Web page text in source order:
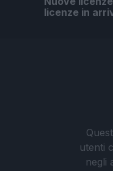
licenze in
utenti
negli